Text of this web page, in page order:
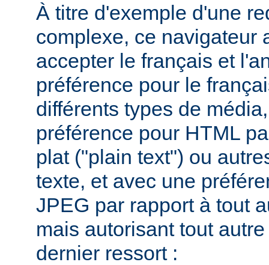
À titre d'exemple d'une
complexe, ce navigateur
accepter le français et
préférence pour le
différents types de
préférence pour HTML
plat ("plain text") ou
texte, et avec une
JPEG par rapport à tout
mais autorisant tout
dernier ressort :